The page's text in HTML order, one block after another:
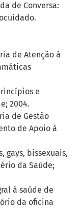
de Conversa:
de Atenção à
e
2004.
de Gestão
de Apoio à
gays, bissexuais,
da Saúde;
à saúde de
da oficina